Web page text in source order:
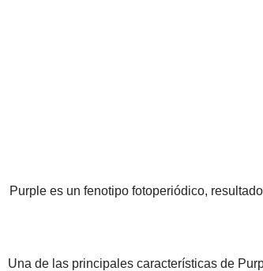
Purple es un fenotipo fotoperiódico,
Una de las principales características de